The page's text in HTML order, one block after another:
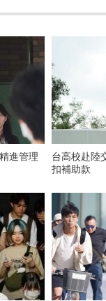
進管理
台高校赴陸
扣補助款